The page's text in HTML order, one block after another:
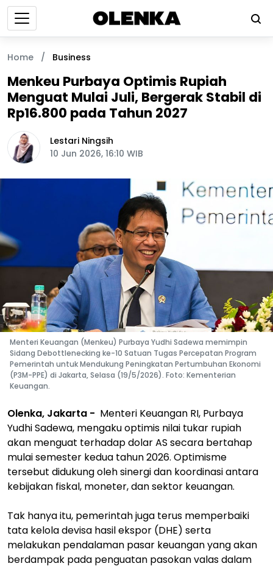
Home / Business
Menkeu Purbaya Optimis Rupiah
Menguat Mulai Juli, Bergerak Stabil di
Rp16.800 pada Tahun 2027
Lestari Ningsih
10 Jun 2026, 16:10 WIB
Menteri Keuangan (Menkeu) Purbaya Yudhi Sadewa memimpin
Sidang Debottlenecking ke-10 Satuan Tugas Percepatan Program
Pemerintah untuk Mendukung Peningkatan Pertumbuhan Ekonomi
(P3M-PPE) di Jakarta, Selasa (19/5/2026). Foto: Kementerian
Keuangan.
Olenka, Jakarta - Menteri Keuangan RI, Purbaya
Yudhi Sadewa, mengaku optimis nilai tukar rupiah
akan menguat terhadap dolar AS secara bertahap
mulai semester kedua tahun 2026. Optimisme
tersebut didukung oleh sinergi dan koordinasi antara
kebijakan fiskal, moneter, dan sektor keuangan.
Tak hanya itu, pemerintah juga terus memperbaiki
tata kelola devisa hasil ekspor (DHE) serta
melakukan pendalaman pasar keuangan yang akan
berdampak pada penguatan pasokan valas dalam